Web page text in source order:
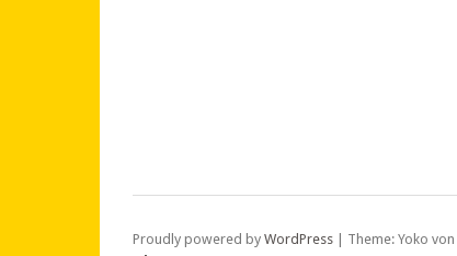
Proudly powered by WordPress Theme: Yoko von